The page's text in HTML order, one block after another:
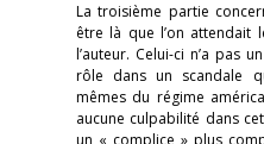
La troisième partie
être là que l’on attendait
l’auteur. Celui-ci n’a pas
rôle dans un scandale
mêmes du régime
aucune culpabilité dans
un « complice » plus